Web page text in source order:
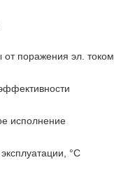
от поражения эл. током
исполнение
°С